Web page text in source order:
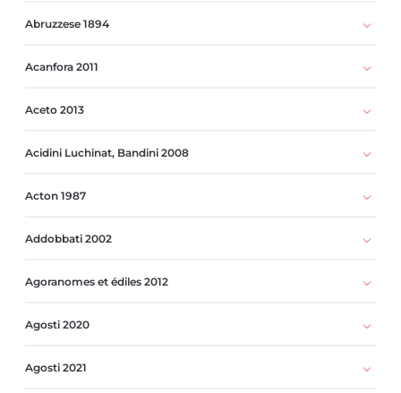
Abruzzese 1894
Acanfora 2011
Aceto 2013
Acidini Luchinat, Bandini 2008
Acton 1987
Addobbati 2002
Agoranomes et édiles 2012
Agosti 2020
Agosti 2021